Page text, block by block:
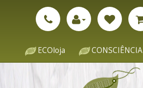
ECOloja CONSCIÊNCIA